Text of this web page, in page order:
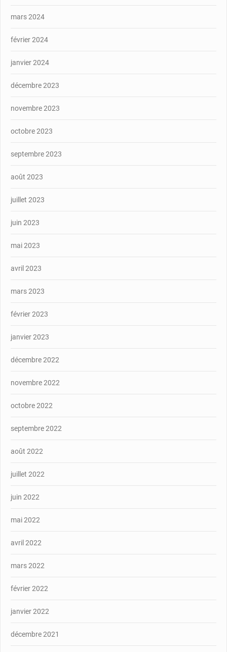
mars 2024
février 2024
janvier 2024
décembre 2023
novembre 2023
octobre 2023
septembre 2023
août 2023
juillet 2023
juin 2023
mai 2023
avril 2023
mars 2023
février 2023
janvier 2023
décembre 2022
novembre 2022
octobre 2022
septembre 2022
août 2022
juillet 2022
juin 2022
mai 2022
avril 2022
mars 2022
février 2022
janvier 2022
décembre 2021